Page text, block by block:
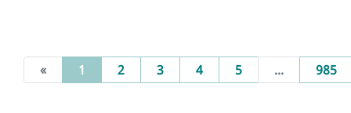
« 1 (current)
2 3 4 5 ... 985